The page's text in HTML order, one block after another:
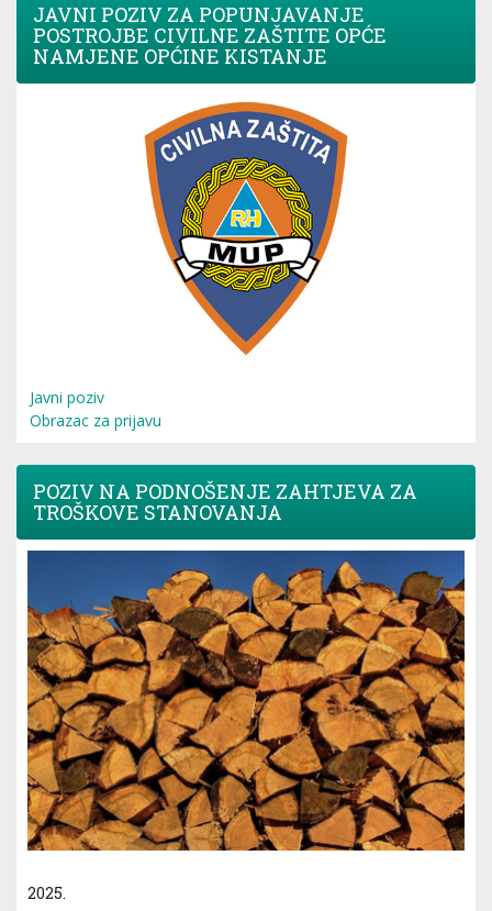
JAVNI POZIV ZA POPUNJAVANJE
POSTROJBE CIVILNE ZAŠTITE OPĆE
NAMJENE OPĆINE KISTANJE
Javni poziv
Obrazac za prijavu
POZIV NA PODNOŠENJE ZAHTJEVA ZA
TROŠKOVE STANOVANJA
2025.